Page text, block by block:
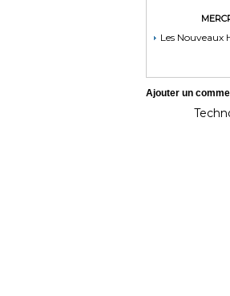
Les Nouveaux
Ajouter un